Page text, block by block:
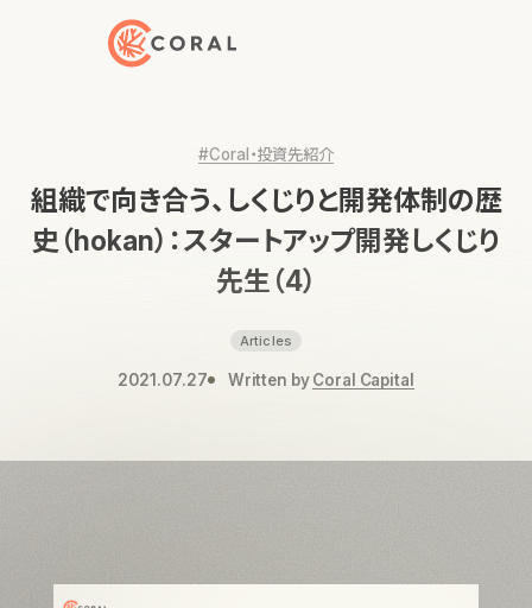
トップページへ戻る
#Coral・投資先紹介
組織で向き合う、しくじりと開発体制の歴
史（hokan）：スタートアップ開発しくじり
先生（4）
Articles
2021.07.27 Written byCoral Capital